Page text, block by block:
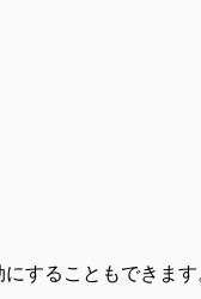
することもできま